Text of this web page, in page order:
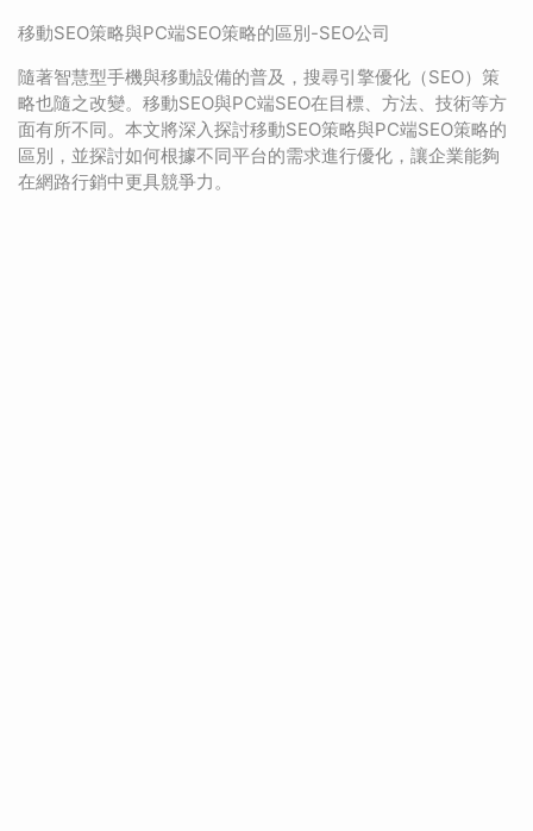
移動SEO策略與PC端SEO策略的區別-SEO公司
隨著智慧型手機與移動設備的普及，搜尋引擎優化（SEO）策
略也隨之改變。移動SEO與PC端SEO在目標、方法、技術等方
面有所不同。本文將深入探討移動SEO策略與PC端SEO策略的
區別，並探討如何根據不同平台的需求進行優化，讓企業能夠
在網路行銷中更具競爭力。